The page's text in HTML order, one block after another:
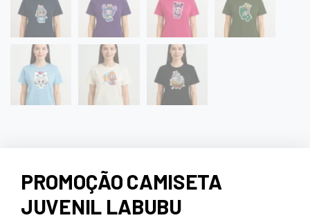
PROMOÇÃO CAMISETA
JUVENIL LABUBU